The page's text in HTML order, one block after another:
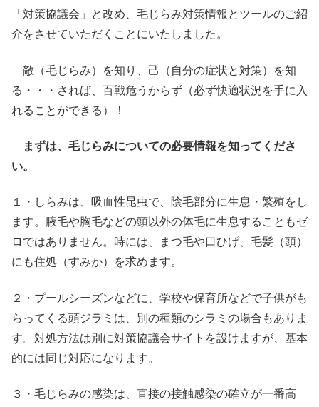
「対策協議会」と改め、毛じらみ対策情報とツールのご紹
介をさせていただくことにいたしました。
敵（毛じらみ）を知り、己（自分の症状と対策）を知
る・・・されば、百戦危うからず（必ず快適状況を手に入
れることができる）！
まずは、毛じらみについての必要情報を知ってくださ
い。
１・しらみは、吸血性昆虫で、陰毛部分に生息・繁殖をし
ます。腋毛や胸毛などの頭以外の体毛に生息することもゼ
ロではありません。時には、まつ毛や口ひげ、毛髪（頭）
にも住処（すみか）を求めます。
２・プールシーズンなどに、学校や保育所などで子供がも
らってくる頭ジラミは、別の種類のシラミの場合もありま
す。対処方法は別に対策協議会サイトを設けますが、基本
的には同じ対応になります。
３・毛じらみの感染は、直接の接触感染の確立が一番高